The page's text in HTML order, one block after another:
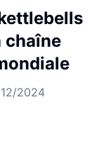
chaîne
2024